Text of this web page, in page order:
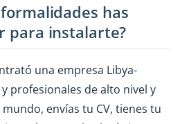
has
para instalarte?
una empresa Libya-
profesionales de alto nivel y
envías tu CV, tienes tu